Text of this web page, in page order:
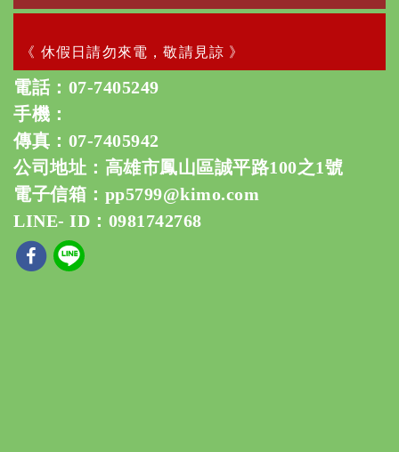
《 休假日請勿來電，敬請見諒 》
電話： 07-7405249
手機：
傳真：07-7405942
公司地址：高雄市鳳山區誠平路100之1號
電子信箱： pp5799@kimo.com
LINE- ID：0981742768